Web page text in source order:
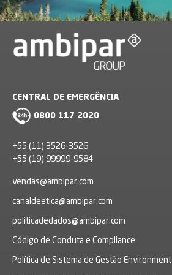
CENTRAL DE EMERGÊNCIA
0800 117 2020
+55 (11) 3526-3526
+55 (19) 99999-9584
vendas@ambipar.com
canaldeetica@ambipar.com
politicadedados@ambipar.com
Código de Conduta e Compliance
Política de Sistema de Gestão Environment